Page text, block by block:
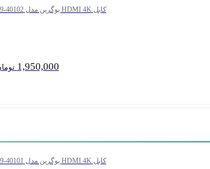
کابل HDMI 4K یوگرین مدل HD119-40102 طول 3 متر
1,950,000
کابل HDMI 4K یوگرین مدل HD119-40101 طول 2 متر